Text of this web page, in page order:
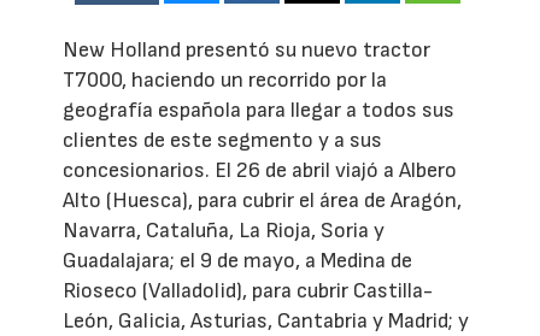
New Holland presentó su nuevo tractor
T7000, haciendo un recorrido por la
geografía española para llegar a todos sus
clientes de este segmento y a sus
concesionarios. El 26 de abril viajó a Albero
Alto (Huesca), para cubrir el área de Aragón,
Navarra, Cataluña, La Rioja, Soria y
Guadalajara; el 9 de mayo, a Medina de
Rioseco (Valladolid), para cubrir Castilla-
León, Galicia, Asturias, Cantabria y Madrid; y